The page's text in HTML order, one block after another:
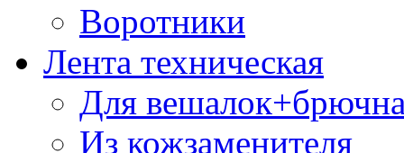
Воротники
Лента техническая
Для
Из кожзаменителя